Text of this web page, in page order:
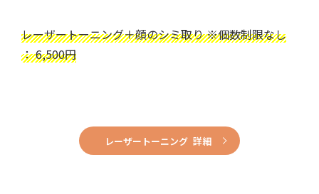
レーザートーニング＋顔のシミ取り ※個数制限なし
： 6,500円
レーザートーニング 詳細